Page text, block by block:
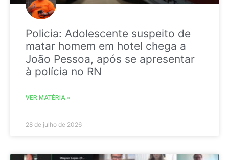
Policia: Adolescente suspeito de
matar homem em hotel chega a
João Pessoa, após se apresentar
à polícia no RN
VER MATÉRIA »
28 de julho de 2026